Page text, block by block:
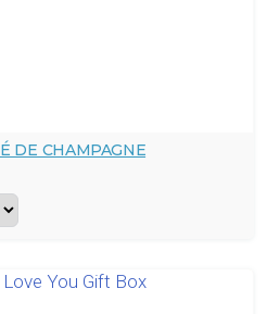
DE CHAMPAGNE